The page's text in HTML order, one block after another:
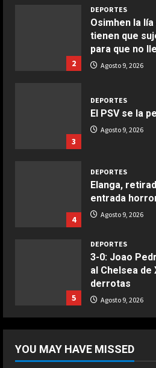
Ensalada de
COCINA
Boquerones
COCINA
Buñuelos de
5
COCINA
2
DEPORTES
Osimhen la
tienen que
para que no
Agosto 9, 2026
3
DEPORTES
El PSV se la
Agosto 9, 2026
4
DEPORTES
Elanga,
entrada
Agosto 9, 2026
5
DEPORTES
3-0: Joao
al Chelsea de
derrotas
Agosto 9, 2026
campo para
tras un penalti
YOU MAY HAVE MISSED